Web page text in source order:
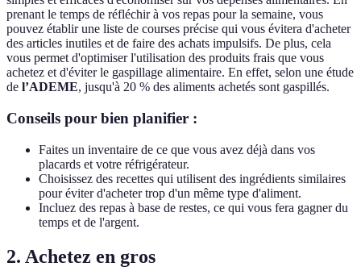
prenant le temps de réfléchir à vos repas pour la semaine, vous
pouvez établir une liste de courses précise qui vous évitera d'acheter
des articles inutiles et de faire des achats impulsifs. De plus, cela
vous permet d'optimiser l'utilisation des produits frais que vous
achetez et d'éviter le gaspillage alimentaire. En effet, selon une étude
de l’ADEME, jusqu'à 20 % des aliments achetés sont gaspillés.
Conseils pour bien planifier :
Faites un inventaire de ce que vous avez déjà dans vos
placards et votre réfrigérateur.
Choisissez des recettes qui utilisent des ingrédients similaires
pour éviter d'acheter trop d'un même type d'aliment.
Incluez des repas à base de restes, ce qui vous fera gagner du
temps et de l'argent.
2. Achetez en gros